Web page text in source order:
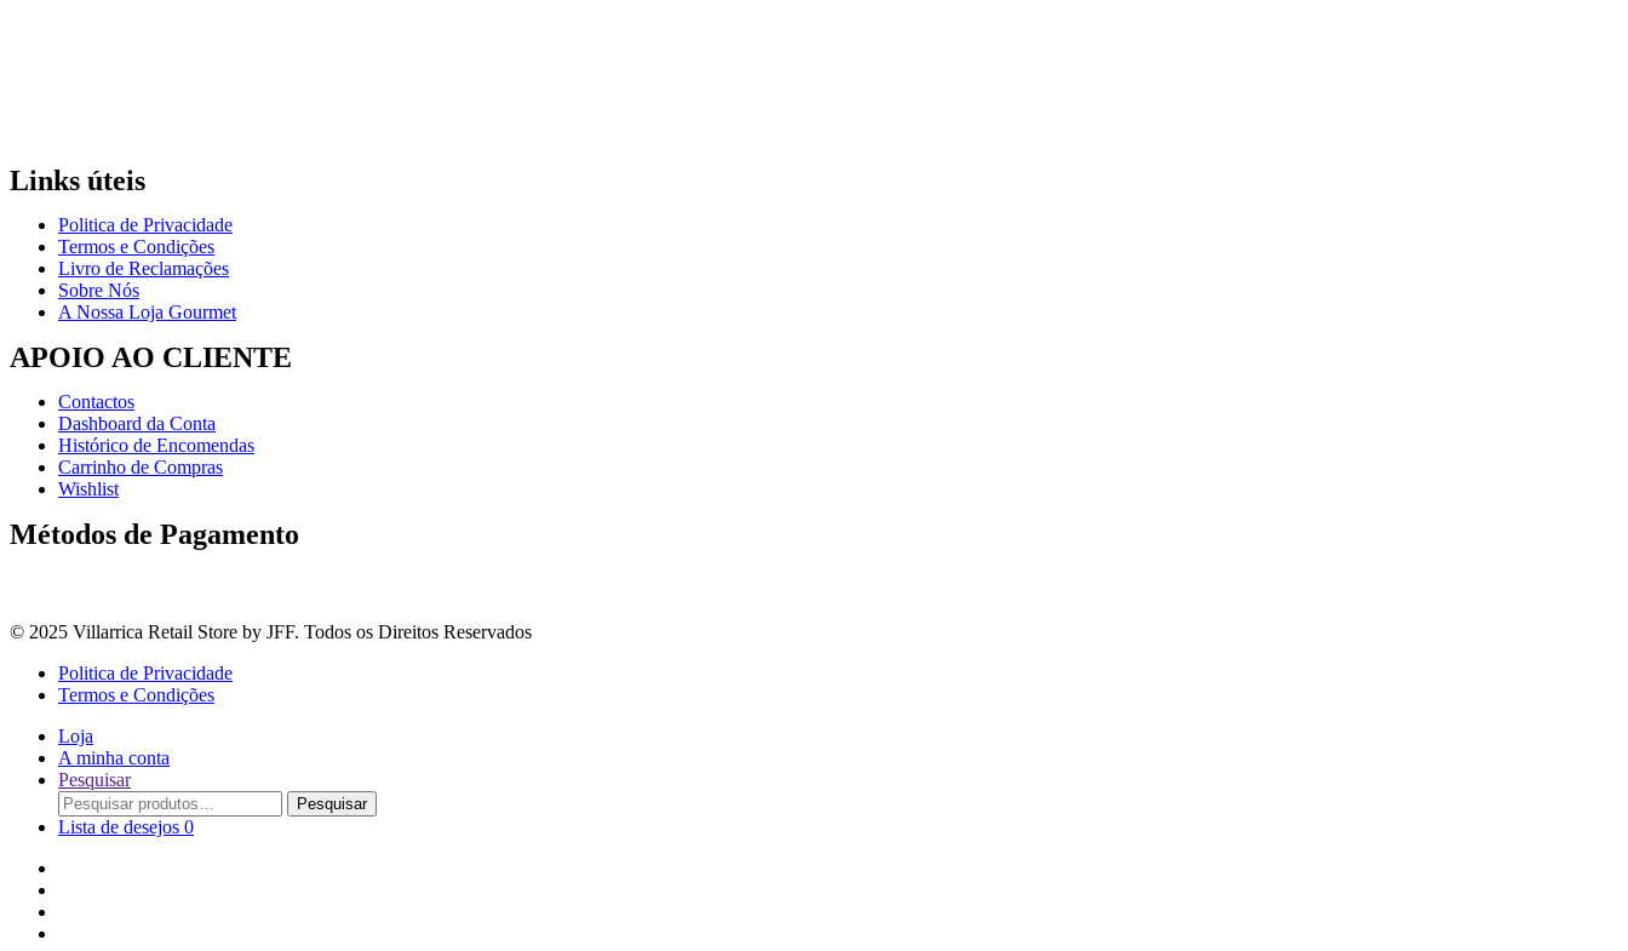
Links úteis
Politica de Privacidade
Termos e Condições
Livro de Reclamações
Sobre Nós
A Nossa Loja Gourmet
APOIO AO CLIENTE
Contactos
Dashboard da Conta
Histórico de Encomendas
Carrinho de Compras
Wishlist
Métodos de Pagamento
© 2025 Villarrica Retail Store by JFF. Todos os Direitos Reservados
Politica de Privacidade
Termos e Condições
Loja
A minha conta
Pesquisar
Procurar
por:
Pesquisar
Lista de desejos 0